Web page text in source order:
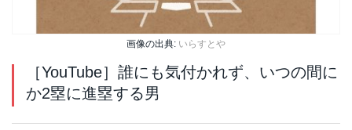
画像の出典: いらすとや
［YouTube］誰にも気付かれず、いつの間に
か2塁に進塁する男